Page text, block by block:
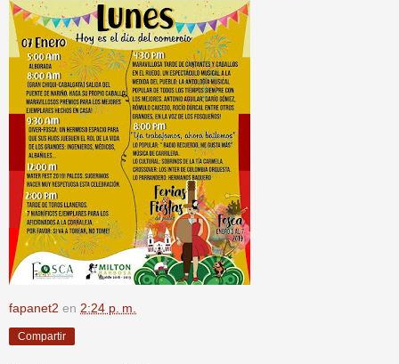
fapanet2 en 2:24 p. m.
Compartir